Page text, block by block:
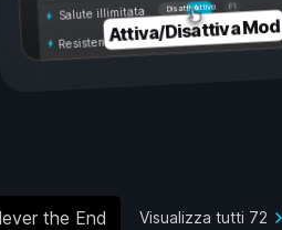
Attivo
Disattivo
Salute illimitata
Resistenza illimitata
Attiva/Disattiva Mod
the End Visualizza tutti 72